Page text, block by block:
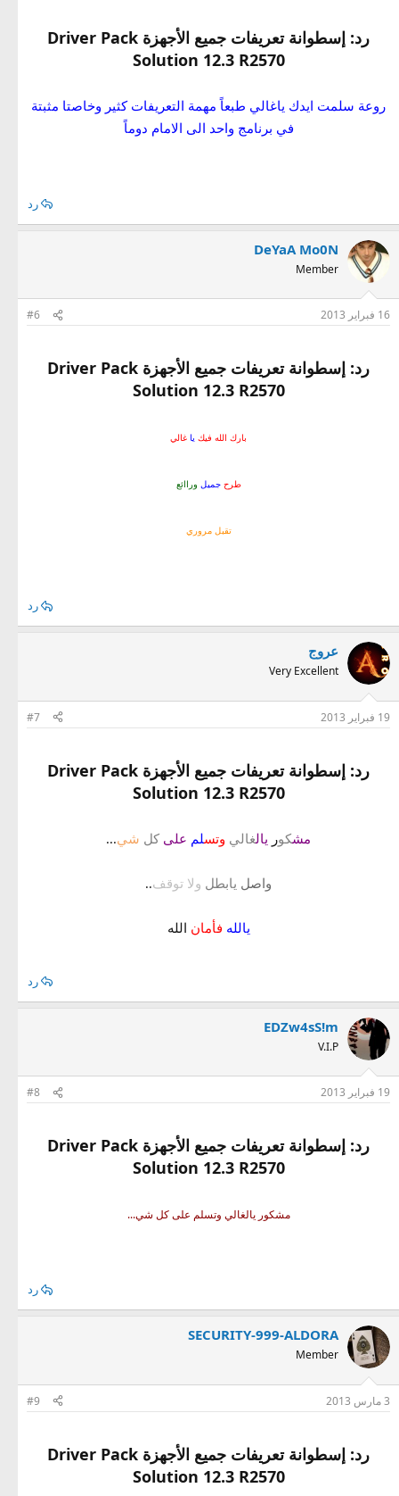
رد: إسطوانة تعريفات جميع الأجهزة Driver Pack
Solution 12.3 R2570
روعة سلمت ايدك ياغالي طبعاً مهمة التعريفات كثير وخاصتا مثبتة
في برنامج واحد الى الامام دوماً
رد
DeYaA Mo0N
Member
16 فبراير 2013 #6
رد: إسطوانة تعريفات جميع الأجهزة Driver Pack
Solution 12.3 R2570
بارك الله فيك يا غالي
طرحجميل وراائع
تقبل مروري
رد
عروج
Very Excellent
19 فبراير 2013 #7
رد: إسطوانة تعريفات جميع الأجهزة Driver Pack
Solution 12.3 R2570
مشكور يالغالي وتسلم على كل شي...
واصل يابطل ولا توقف..
يالله فأمان الله
رد
EDZw4sS!m
V.I.P
19 فبراير 2013 #8
رد: إسطوانة تعريفات جميع الأجهزة Driver Pack
Solution 12.3 R2570
مشكور يالغالي وتسلم على كل شي...
رد
SECURITY-999-ALDORA
Member
3 مارس 2013 #9
رد: إسطوانة تعريفات جميع الأجهزة Driver Pack
Solution 12.3 R2570